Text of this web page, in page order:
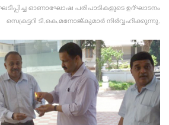
ഓണാഘോഷ പരിപാടികളുടെ ഉദ്ഘാടനം
സെക്രട്ടറി ടി.കെ.മനോജ്കുമാര്‍ നിര്‍വ്വഹിക്കുന്നു.